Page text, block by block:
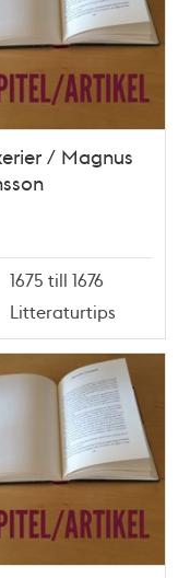
/ Magnus
1675 till 1676
Litteraturtips